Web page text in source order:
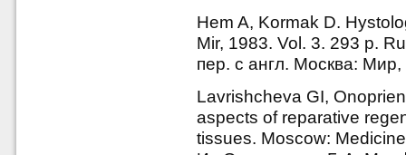
Hem A, Kormak D.
Mir, 1983. Vol. 3. 293 p.
пер. с англ. Москва:
Lavrishcheva GI,
aspects of reparative
tissues. Moscow: